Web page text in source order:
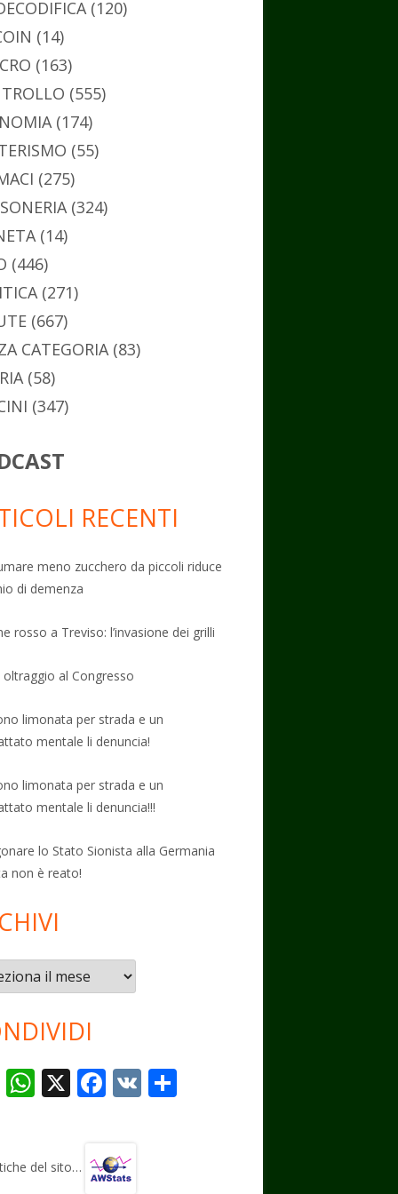
(120)
(14)
(163)
(555)
(174)
(55)
(275)
(324)
(14)
(446)
(271)
(667)
CATEGORIA(83)
(58)
(347)
RECENTI
meno zucchero da piccoli riduce
di demenza
rosso a Treviso: l’invasione dei grilli
oltraggio al Congresso
limonata per strada e un
mentale li denuncia!
limonata per strada e un
mentale li denuncia!!!
lo Stato Sionista alla Germania
non è reato!
T
gr
W
s
X F
b
V
del sito…